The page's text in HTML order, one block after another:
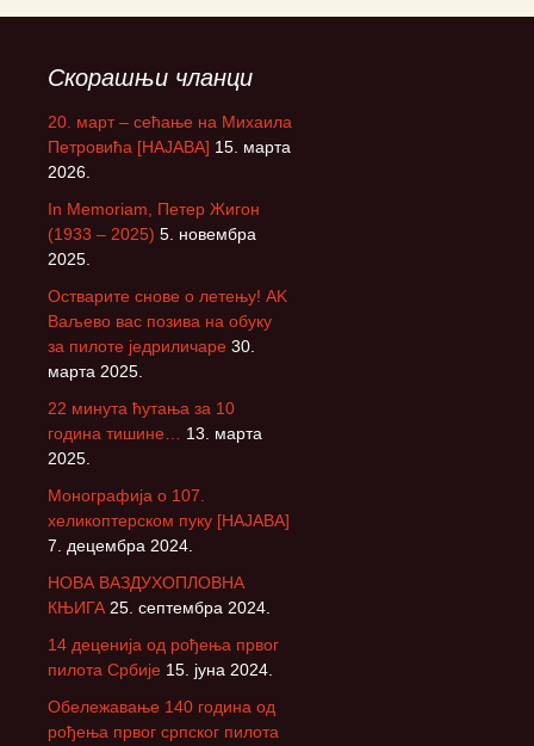
Скорашњи чланци
20. март – сећање на Михаила
Петровића [НАЈАВА] 15. марта
2026.
In Memoriam, Петер Жигон
(1933 – 2025) 5. новембра
2025.
Остварите снове о летењу! АK
Ваљево вас позива на обуку
за пилоте једриличаре 30.
марта 2025.
22 минута ћутања за 10
година тишине…
13. марта
2025.
Монографија о 107.
хеликоптерском пуку [НАЈАВА]
7. децембра 2024.
НОВА ВАЗДУХОПЛОВНА
КЊИГА 25. септембра 2024.
14 деценија од рођења првог
пилота Србије 15. јуна 2024.
Обележавање 140 година од
рођења првог српског пилота